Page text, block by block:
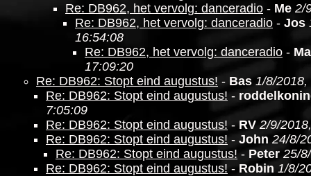
Re: DB962, het vervolg: danceradio - Me 2/
Re: DB962, het vervolg: danceradio - Jos
16:54:08
Re: DB962, het vervolg: danceradio -
17:09:20
Re: DB962: Stopt eind augustus! - Bas 1/8/2018,
Re: DB962: Stopt eind augustus! -
7:05:09
Re: DB962: Stopt eind augustus! - RV 2/9/
Re: DB962: Stopt eind augustus! - John 24/8/
Re: DB962: Stopt eind augustus! - Peter 25/
Re: DB962: Stopt eind augustus! - Robin 1/8/